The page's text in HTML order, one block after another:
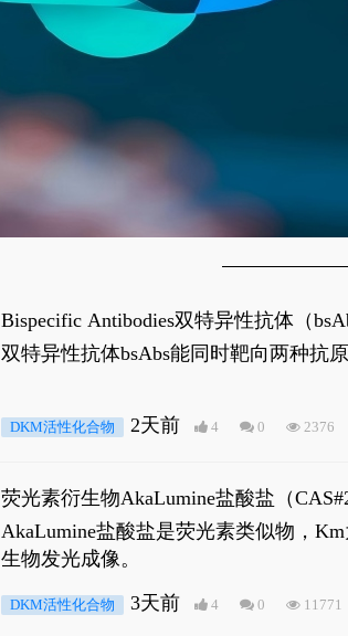
Bispecific Antibodies双特异性抗体（
双特异性抗体bsAbs能同时靶向两种抗
DKM活性化合物 2天前 4 0 2376
荧光素衍生物AkaLumine盐酸盐（
穿透能力，大幅增强成像信噪比，从
AkaLumine盐酸盐是荧光素类似物，
生物发光成像。
DKM活性化合物 3天前 4 0 11771